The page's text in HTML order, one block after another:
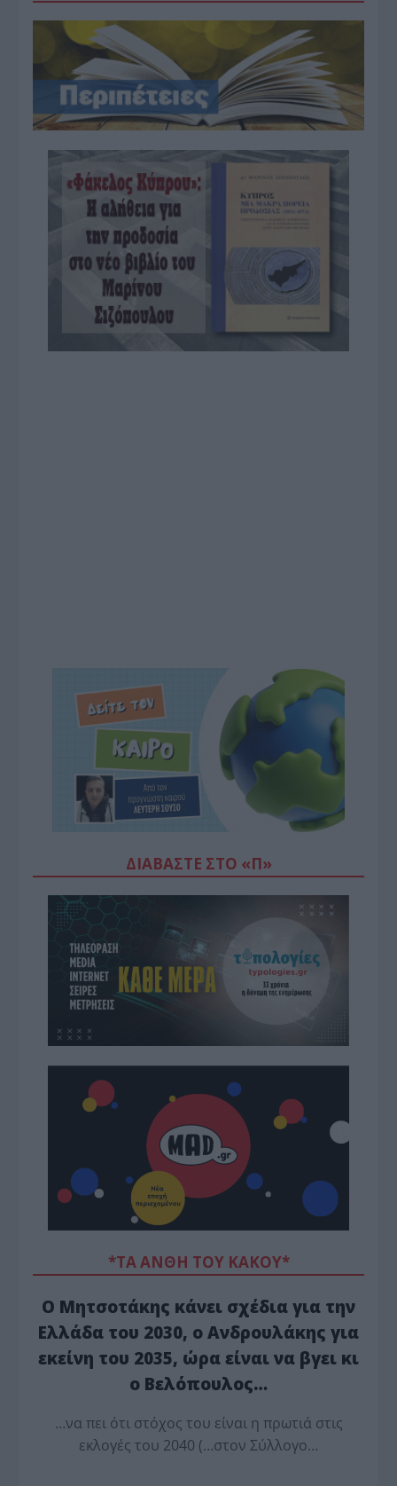
ΔΙΑΒΆΣΤΕ ΣΤΟ «Π»
*ΤΑ ΆΝΘΗ ΤΟΥ ΚΑΚΟΎ*
Ο Μητσοτάκης κάνει σχέδια για την
Ελλάδα του 2030, ο Ανδρουλάκης για
εκείνη του 2035, ώρα είναι να βγει κι
ο Βελόπουλος…
…να πει ότι στόχος του είναι η πρωτιά στις
εκλογές του 2040 (…στον Σύλλογο…